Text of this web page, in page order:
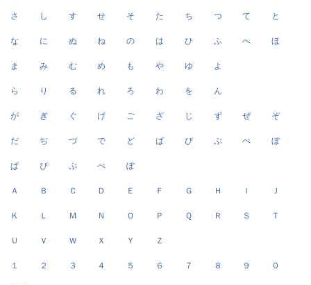
さ し す せ そ た ち つ て と
な に ぬ ね の は ひ ふ へ ほ
ま み む め も や ゆ よ
ら り る れ ろ わ を ん
が ぎ ぐ げ ご ざ じ ず ぜ ぞ
だ ぢ づ で ど ば び ぶ べ ぼ
ぱ ぴ ぷ ぺ ぽ
Ａ Ｂ Ｃ Ｄ Ｅ Ｆ Ｇ Ｈ Ｉ Ｊ
Ｋ Ｌ Ｍ Ｎ Ｏ Ｐ Ｑ Ｒ Ｓ Ｔ
Ｕ Ｖ Ｗ Ｘ Ｙ Ｚ
１ ２ ３ ４ ５ ６ ７ ８ ９ ０